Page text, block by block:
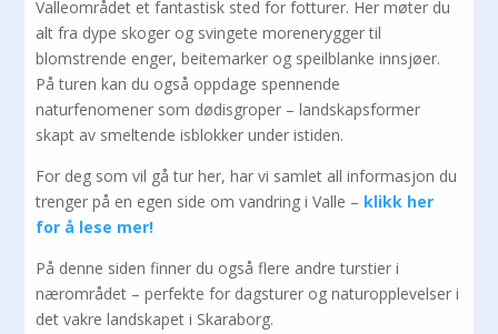
Valleområdet et fantastisk sted for fotturer. Her møter du
alt fra dype skoger og svingete morenerygger til
blomstrende enger, beitemarker og speilblanke innsjøer.
På turen kan du også oppdage spennende
naturfenomener som dødisgroper – landskapsformer
skapt av smeltende isblokker under istiden.
For deg som vil gå tur her, har vi samlet all informasjon du
trenger på en egen side om vandring i Valle – klikk her
for å lese mer!
På denne siden finner du også flere andre turstier i
nærområdet – perfekte for dagsturer og naturopplevelser i
det vakre landskapet i Skaraborg.